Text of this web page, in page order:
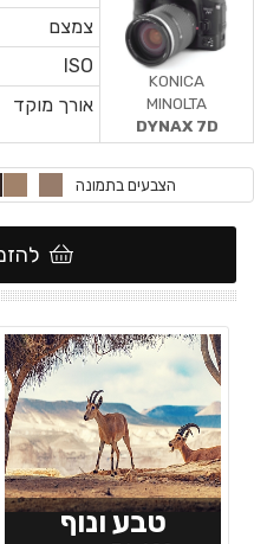
צמצם
ISO
אורך מוקד
KONICA
MINOLTA
DYNAX 7D
הצבעים בתמונה
טבע ונוף